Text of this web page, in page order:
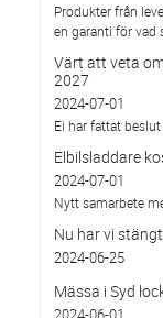
Produkter från
en garanti för vad
Värt att veta
2027
2024-07-01
Ei har fattat
Elbilsladdare
2024-07-01
Nytt samarbete
Nu har vi
2024-06-25
Mässa i Syd